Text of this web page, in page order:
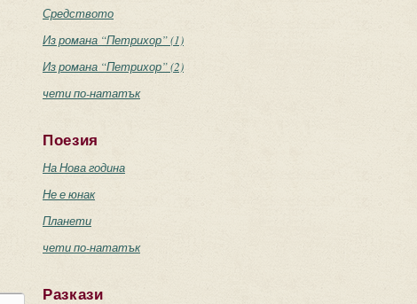
Средството
Из романа “Петрихор” (1)
Из романа “Петрихор” (2)
чети по-нататък
Поезия
На Нова година
Не е юнак
Планети
чети по-нататък
Разкази